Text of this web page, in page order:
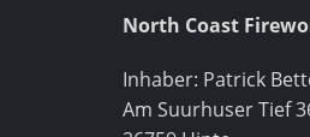
North Coast
Inhaber: Patrick
Am Suurhuser Tief